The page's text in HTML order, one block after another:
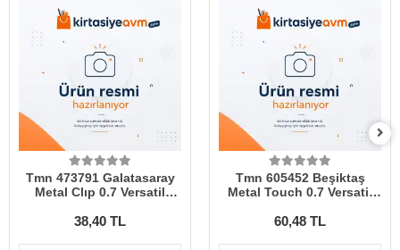
Tmn 473791 Galatasaray
Metal Clıp 0.7 Versatil
38,40 TL
Tmn 605452 Beşiktaş
Metal Touch 0.7 Versatil
60,48 TL